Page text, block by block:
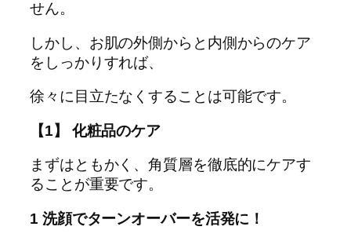
せん。
しかし、お肌の外側からと内側からのケア
をしっかりすれば、
徐々に目立たなくすることは可能です。
【1】 化粧品のケア
まずはともかく、角質層を徹底的にケアす
ることが重要です。
1 洗顔でターンオーバーを活発に！